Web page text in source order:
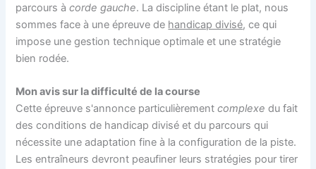
parcours àcorde gauche. La discipline étant le plat, nous
sommes face à une épreuve de handicap divisé, ce qui
impose une gestion technique optimale et une stratégie
bien rodée.
Mon avis sur la difficulté de la course
Cette épreuve s'annonce particulièrementcomplexe du fait
des conditions de handicap divisé et du parcours qui
nécessite une adaptation fine à la configuration de la piste.
Les entraîneurs devront peaufiner leurs stratégies pour tirer